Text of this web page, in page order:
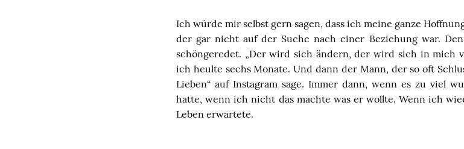
Ich würde mir selbst gern sagen, dass ich meine ganze
der gar nicht auf der Suche nach einer Beziehung war.
schöngeredet. „Der wird sich ändern, der wird sich in mich
ich heulte sechs Monate. Und dann der Mann, der so oft
Lieben“ auf Instagram sage. Immer dann, wenn es zu viel
hatte, wenn ich nicht das machte was er wollte. Wenn ich
Leben erwartete.